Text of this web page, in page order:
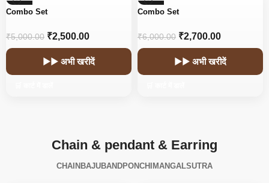
-50%
Combo Set
₹5,000.00 ₹2,500.00
▶▶ अभी खरीदें
-55%
Combo Set
₹6,000.00 ₹2,700.00
▶▶ अभी खरीदें
Chain & pendant & Earring
CHAIN BAJUBANDPONCHI MANGALSUTRA